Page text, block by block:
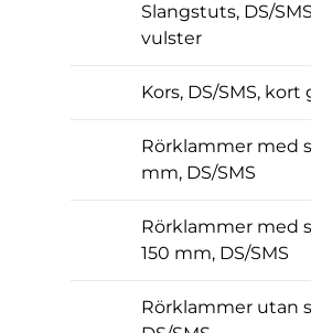
Slangstuts, DS/
vulster
Kors, DS/SMS, kort
Rörklammer med
mm, DS/SMS
Rörklammer med
150 mm, DS/SMS
Rörklammer utan